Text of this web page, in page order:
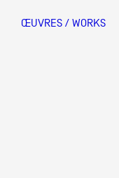
ŒUVRES / WORKS